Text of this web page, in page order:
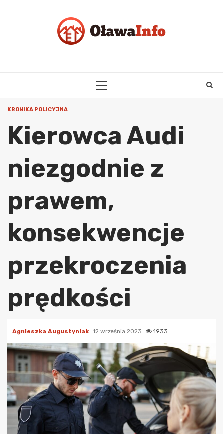
PRIMARY
KRONIKA POLICYJNA
Kierowca Audi
niezgodnie z
prawem,
konsekwencje
przekroczenia
prędkości
Agnieszka Augustyniak 12 września 2023 1933